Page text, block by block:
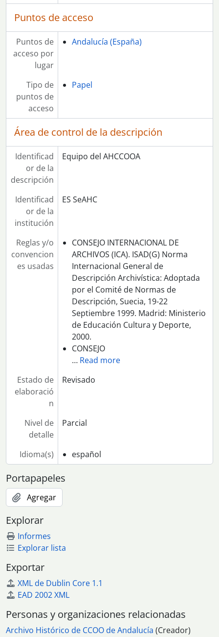
Puntos de acceso
Puntos de
acceso por
lugar
Andalucía (España)
Tipo de
puntos de
acceso
Papel
Área de control de la descripción
Identificad
or de la
descripción
Equipo del AHCCOOA
Identificad
or de la
institución
ES SeAHC
Reglas y/o
convencion
es usadas
CONSEJO INTERNACIONAL DE
ARCHIVOS (ICA). ISAD(G) Norma
Internacional General de
Descripción Archivística: Adoptada
por el Comité de Normas de
Descripción, Suecia, 19-22
Septiembre 1999. Madrid: Ministerio
de Educación Cultura y Deporte,
2000.
CONSEJO
… Read more
Estado de
elaboració
n
Revisado
Nivel de
detalle
Parcial
Idioma(s) español
Portapapeles
Agregar
Explorar
Informes
Explorar lista
Exportar
XML de Dublin Core 1.1
EAD 2002 XML
Personas y organizaciones relacionadas
Archivo Histórico de CCOO de Andalucía (Creador)